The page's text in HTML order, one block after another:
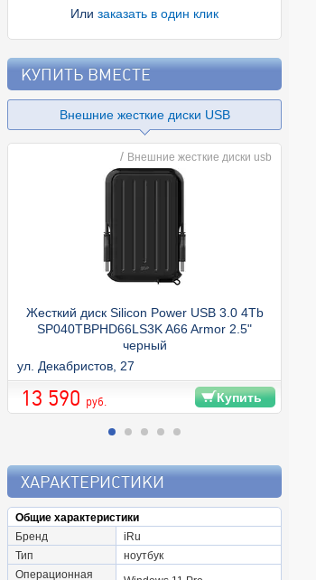
Или заказать в один клик
КУПИТЬ ВМЕСТЕ
Внешние жесткие диски USB
/ Внешние жесткие диски usb
Жесткий диск Silicon Power USB 3.0 4Tb
SP040TBPHD66LS3K A66 Armor 2.5"
черный
ул. Декабристов, 27
13 590 руб. Купить
ХАРАКТЕРИСТИКИ
Общие характеристики
Бренд
iRu
Тип
ноутбук
Операционная